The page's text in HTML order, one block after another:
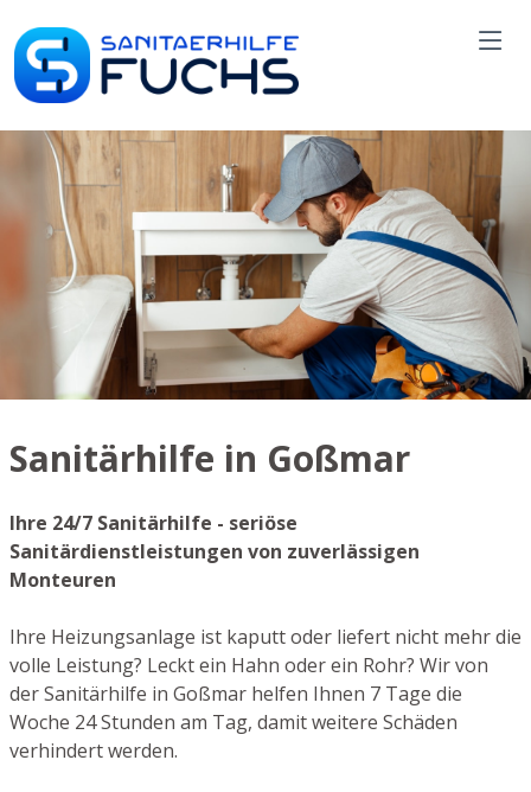
Sanitärhilfe in Goßmar
Ihre 24/7 Sanitärhilfe - seriöse
Sanitärdienstleistungen von zuverlässigen
Monteuren
Ihre Heizungsanlage ist kaputt oder liefert nicht mehr die
volle Leistung? Leckt ein Hahn oder ein Rohr? Wir von
der Sanitärhilfe in Goßmar helfen Ihnen 7 Tage die
Woche 24 Stunden am Tag, damit weitere Schäden
verhindert werden.